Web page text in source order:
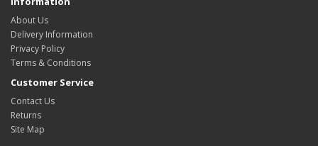
About Us
Delivery Information
Privacy Policy
Terms & Conditions
Customer Service
Contact Us
Returns
Site Map